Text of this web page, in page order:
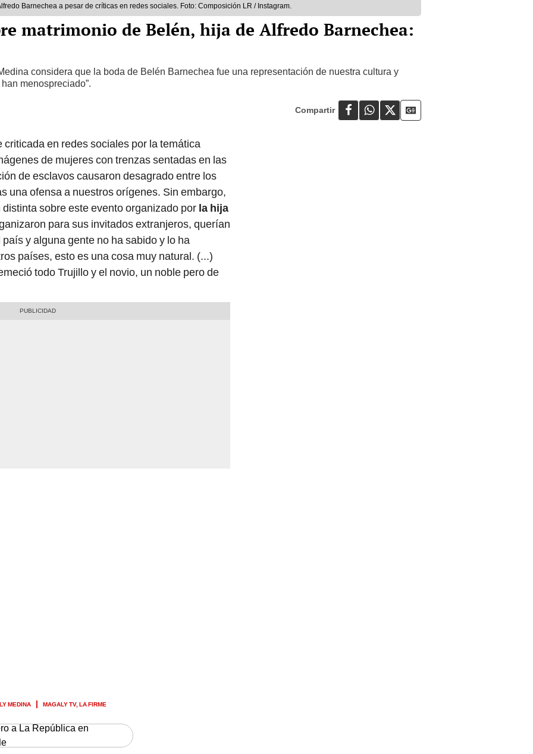
Barnechea a pesar de críticas en redes sociales. Foto: Composición LR / Instagram.
matrimonio de Belén, hija de Alfredo Barnechea:
considera que la boda de Belén Barnechea fue una representación de nuestra cultura y
menospreciado”.
criticada en redes sociales por la temática
de mujeres con trenzas sentadas en las
de esclavos causaron desagrado entre los
una ofensa a nuestros orígenes. Sin embargo,
sobre este evento organizado por la hija
para sus invitados extranjeros, querían
y alguna gente no ha sabido y lo ha
países, esto es una cosa muy natural. (...)
todo Trujillo y el novio, un noble pero de
MEDINA MAGALY TV, LA FIRME
a La República en